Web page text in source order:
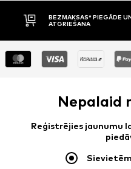
Nepalaid
Reģistrējies jaunumu
Sievietēm